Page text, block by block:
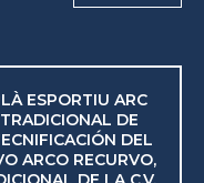
ESPORTIU ARC
DE
DEL
ARCO RECURVO,